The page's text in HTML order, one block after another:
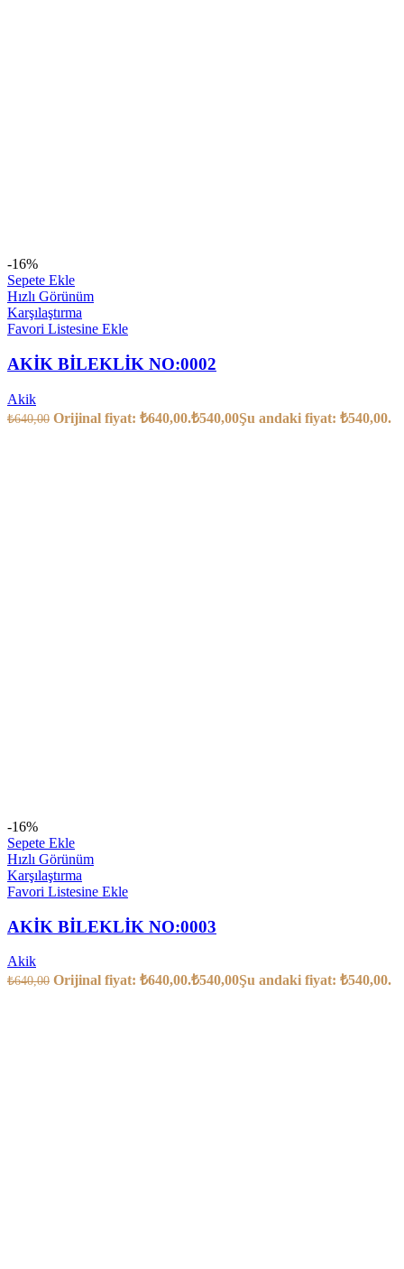
-16%
Sepete Ekle
Hızlı Görünüm
Karşılaştırma
Favori Listesine Ekle
AKİK BİLEKLİK NO:0002
Akik
₺640,00 Orijinal fiyat: ₺640,00.₺540,00Şu andaki fiyat: ₺540,00.
-16%
Sepete Ekle
Hızlı Görünüm
Karşılaştırma
Favori Listesine Ekle
AKİK BİLEKLİK NO:0003
Akik
₺640,00 Orijinal fiyat: ₺640,00.₺540,00Şu andaki fiyat: ₺540,00.